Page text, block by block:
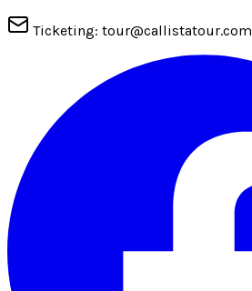
Ticketing: tour@callistatour.com